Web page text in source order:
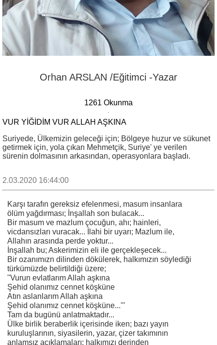
Orhan ARSLAN /Eğitimci -Yazar
1261 Okunma
VUR YİĞİDİM VUR ALLAH AŞKINA
Suriyede, Ülkemizin geleceği için; Bölgeye huzur ve sükunet
getirmek için, yola çıkan Mehmetçik, Suriye' ye verilen
sürenin dolmasının arkasından, operasyonlara başladı.
2.03.2020 16:44:00
Karşı tarafın gereksiz efelenmesi, masum insanlara
ölüm yağdırması; İnşallah son bulacak...
Bir masum ve mazlum çocuğun, ahı; hainleri,
vicdansızları vuracak... İlahi bir uyarı; Mazlum ile,
Allahın arasında perde yoktur...
İnşallah bu; Askerimizin eli ile gerçekleşecek...
Bir ozanımızn dilinden dökülerek, halkımızın söylediği
türkümüzde belirtildiği üzere;
''Vurun evlatlarım Allah aşkına
Şehid olanımız cennet köşküne
Atın aslanlarım Allah aşkına
Şehid olanımız cennet köşküne...'''
Tam da bugünü anlatmaktadır...
Ülke birlik beraberlik içerisinde iken; bazı yayın
kuruluşlarının, siyasilerin, yazar, çizer takımının
anlamsız açıklamaları; halkımızı derinden